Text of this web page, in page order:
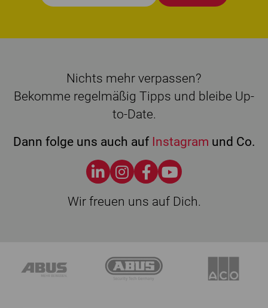
Nichts mehr verpassen?
Bekomme regelmäßig Tipps und bleibe Up-
to-Date.
Dann folge uns auch auf Instagram und Co.
Wir freuen uns auf Dich.